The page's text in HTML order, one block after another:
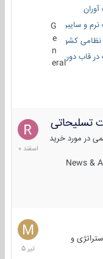
و سایبری
کشورها
دوربین
eral
تسلیحاتی
در مورد خرید
News
7
اسفند
1400
و
27
تیر
1405